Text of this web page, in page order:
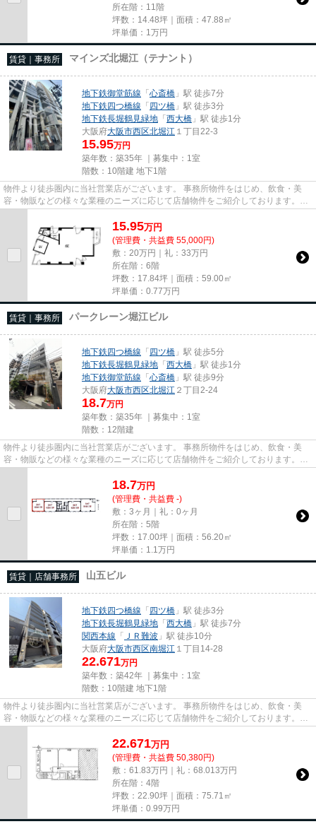
所在階：11階
坪数：14.48坪｜面積：47.88㎡
坪単価： 1 万円
賃貸｜事務所 マインズ北堀江（テナント）
地下鉄御堂筋線 「心斎橋 」駅 徒歩7分
地下鉄四つ橋線 「四ツ橋 」駅 徒歩3分
地下鉄長堀鶴見緑地 「西大橋 」駅 徒歩1分
大阪府大阪市西区北堀江 １丁目22-3
15.95万円
築年数：築35年 ｜募集中： 1室
階数：10階建 地下1階
物件より徒歩圏内に当社営業店がございます。 事務所物件をはじめ、飲食・美
容・物販などの様々な業種のニーズに応じて店舗物件をご紹介しております。
尚、弊社ではおとり広告は一切...
15.95万円
(管理費・共益費 55,000円)
敷：20万円｜礼：33万円
所在階：6階
坪数：17.84坪｜面積：59.00㎡
坪単価： 0.77万円
賃貸｜事務所 パークレーン堀江ビル
地下鉄四つ橋線 「四ツ橋 」駅 徒歩5分
地下鉄長堀鶴見緑地 「西大橋 」駅 徒歩1分
地下鉄御堂筋線 「心斎橋 」駅 徒歩9分
大阪府大阪市西区北堀江 ２丁目2-24
18.7万円
築年数：築35年 ｜募集中： 1室
階数：12階建
物件より徒歩圏内に当社営業店がございます。 事務所物件をはじめ、飲食・美
容・物販などの様々な業種のニーズに応じて店舗物件をご紹介しております。
尚、弊社ではおとり広告は一切...
18.7万円
(管理費・共益費 -)
敷：3ヶ月｜礼：0ヶ月
所在階：5階
坪数：17.00坪｜面積：56.20㎡
坪単価： 1.1 万円
賃貸｜店舗事務所 山五ビル
地下鉄四つ橋線 「四ツ橋 」駅 徒歩3分
地下鉄長堀鶴見緑地 「西大橋 」駅 徒歩7分
関西本線 「 ＪＲ難波 」駅 徒歩10分
大阪府大阪市西区南堀江 １丁目14-28
22.671万円
築年数：築42年 ｜募集中： 1室
階数：10階建 地下1階
物件より徒歩圏内に当社営業店がございます。 事務所物件をはじめ、飲食・美
容・物販などの様々な業種のニーズに応じて店舗物件をご紹介しております。
尚、弊社ではおとり広告は一切...
22.671万円
(管理費・共益費 50,380円)
敷：61.83万円｜礼：68.013万円
所在階：4階
坪数：22.90坪｜面積：75.71㎡
坪単価： 0.99万円